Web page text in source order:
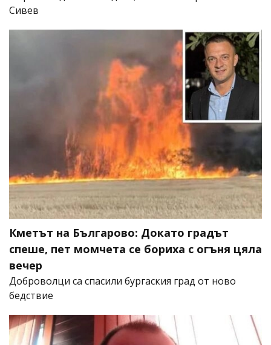
Сивев
Кметът на Българово: Докато градът
спеше, пет момчета се бориха с огъня цяла
вечер
Доброволци са спасили бургаския град от ново
бедствие